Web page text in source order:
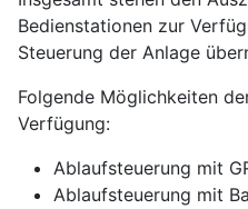
Bedienstationen zur
Steuerung der Anlage
Folgende Möglichkeiten
Verfügung:
Ablaufsteuerung mit
Ablaufsteuerung mit